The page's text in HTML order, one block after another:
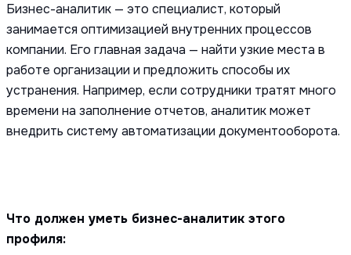
Бизнес-аналитик — это специалист, который
занимается оптимизацией внутренних процессов
компании. Его главная задача — найти узкие места в
работе организации и предложить способы их
устранения. Например, если сотрудники тратят много
времени на заполнение отчетов, аналитик может
внедрить систему автоматизации документооборота.
Что должен уметь бизнес-аналитик этого
профиля: